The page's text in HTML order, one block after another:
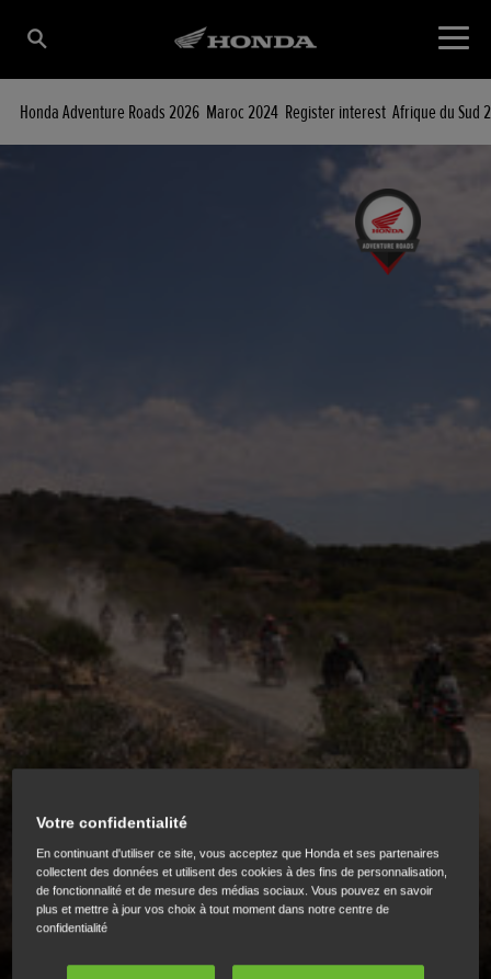
Honda Adventure Roads 2026 Maroc 2024 Register interest Afrique du Sud
HONDA ADVENTURE ROADS
Honda Adventure Roads, c’est l’aventure à l’état pur au
guidon d’une Honda.
Votre confidentialité
En continuant d'utiliser ce site, vous acceptez que Honda et ses partenaires
collectent des données et utilisent des cookies à des fins de personnalisation,
de fonctionnalité et de mesure des médias sociaux. Vous pouvez en savoir
plus et mettre à jour vos choix à tout moment dans notre centre de
confidentialité